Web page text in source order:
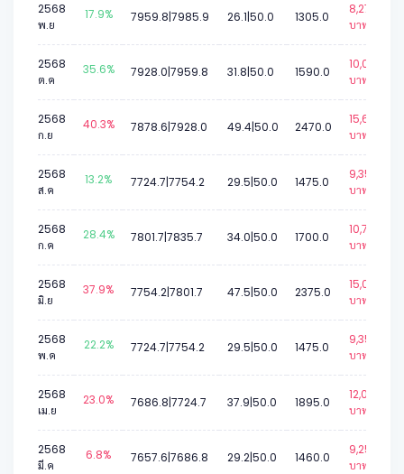
2568
พ.ย
17.9% 7959.8|7985.9 26.1|50.0 1305.0
8,274
บาท.
2568
ต.ค
35.6% 7928.0|7959.8 31.8|50.0 1590.0
10,081
บาท.
2568
ก.ย
40.3% 7878.6|7928.0 49.4|50.0 2470.0
15,661
บาท.
2568
ส.ค
13.2% 7724.7|7754.2 29.5|50.0 1475.0
9,352
บาท.
2568
ก.ค
28.4% 7801.7|7835.7 34.0|50.0 1700.0
10,779
บาท.
2568
มิ.ย
37.9% 7754.2|7801.7 47.5|50.0 2375.0
15,058
บาท.
2568
พ.ค
22.2% 7724.7|7754.2 29.5|50.0 1475.0
9,352
บาท.
2568
เม.ย
23.0% 7686.8|7724.7 37.9|50.0 1895.0
12,015
บาท.
2568
มี.ค
6.8% 7657.6|7686.8 29.2|50.0 1460.0
9,257
บาท.